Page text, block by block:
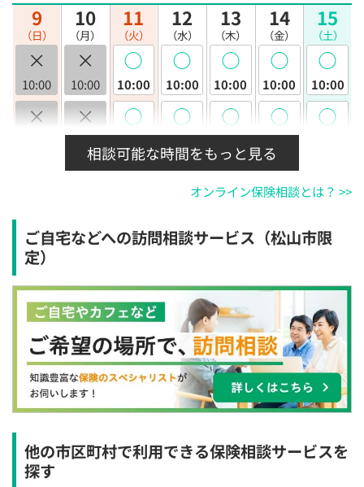
9
（日）
×
10:00
×
×
11:30
×
12:00
×
12:30
13:30
10
（月）
×
10:00
×
10:30
×
×
×
12:00
×
12:30
◯
◯
11
（火）
◯
10:00
◯
10:30
◯
◯
◯
12:00
◯
12:30
◯
12
（水）
◯
10:00
◯
10:30
◯
11:00
◯
◯
12:00
◯
12:30
◯
◯
13
（木）
◯
10:00
◯
10:30
◯
11:00
◯
◯
12:00
◯
12:30
◯
◯
14
（金）
◯
10:00
◯
10:30
◯
11:00
◯
◯
◯
12:30
◯
◯
15
（土）
◯
10:00
◯
11:00
◯
◯
12:00
◯
12:30
◯
◯
相談可能な時間をもっと見る
オンライン保険相談とは？ >>
ご自宅などへの訪問相談サービス（松山市限
定）
他の市区町村で利用できる保険相談サービスを
探す